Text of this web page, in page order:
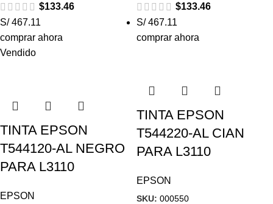
$133.46
S/ 467.11
comprar ahora
$133.46
S/ 467.11
comprar ahora
Vendido
TINTA EPSON
T544120-AL NEGRO
PARA L3110
EPSON
TINTA EPSON
T544220-AL CIAN
PARA L3110
EPSON
SKU: 000550